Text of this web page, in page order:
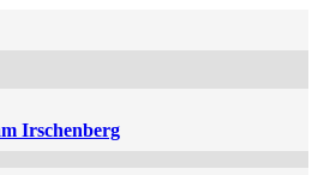
Irschenberg